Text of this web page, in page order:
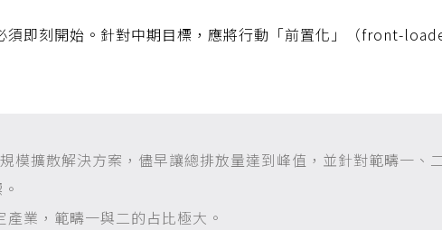
須即刻開始。針對中期目標，應將行動「前置化」（front-
模擴散解決方案，儘早讓總排放量達到峰值，並針對範疇一、
業，範疇一與二的占比極大。